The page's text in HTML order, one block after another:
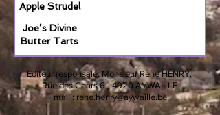
Apple Strudel
Joe’s Divine
Butter Tarts
Editeur responsale:Monsieur René HENRY,
Rue des Chars 6 -4920 AYWAILLE
mail : rene.henry@aywaille.be